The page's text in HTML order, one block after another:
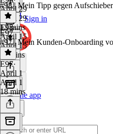
Sign in
Get the app
April 29
April 29
13 mins
#98 | Mein Tipp gegen
E98·
April 15
April 15
11 mins
E97
#97 | Mein Kunden-Onboarding
E97·
April 1
April 1
18 mins